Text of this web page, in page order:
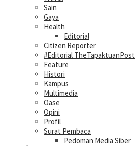
Sain
Gaya
Health
Editorial
Citizen Reporter
#Editorial TheTapaktuanPost
Feature
Histori
Kampus
Multimedia
Oase
Opini
Profil
Surat Pembaca
Pedoman Media Siber